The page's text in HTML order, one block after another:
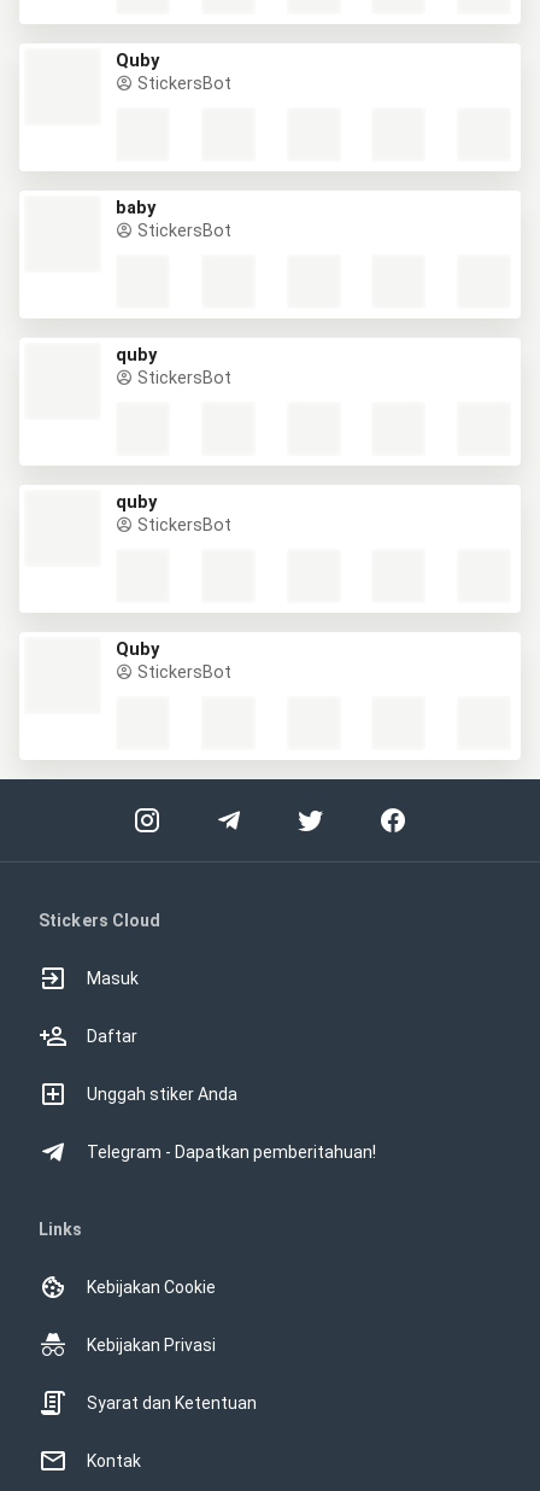
Quby
StickersBot
baby
StickersBot
quby
StickersBot
quby
StickersBot
Quby
StickersBot
Stickers Cloud
Masuk
Daftar
Unggah stiker Anda
Telegram - Dapatkan pemberitahuan!
Links
Kebijakan Cookie
Kebijakan Privasi
Syarat dan Ketentuan
Kontak